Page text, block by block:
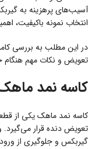
آسیب‌های پرهزینه به
انتخاب نمونه باکیفیت،
تعویض و نکات مهم هنگام
کاسه نمد ماهک 405
کاسه نمد ماهک یکی از
تعویض دنده قرار
گیربکس و جلوگیری از